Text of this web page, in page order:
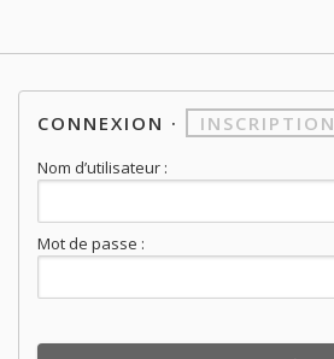
CONNEXION · INSCRIPTION
Nom d’utilisateur :
Mot de passe :